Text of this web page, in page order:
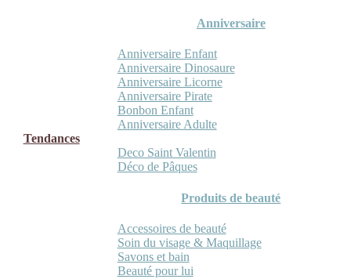
Anniversaire
Anniversaire Enfant
Anniversaire Dinosaure
Anniversaire Licorne
Anniversaire Pirate
Bonbon Enfant
Anniversaire Adulte
Tendances
Deco Saint Valentin
Déco de Pâques
Produits de beauté
Accessoires de beauté
Soin du visage & Maquillage
Savons et bain
Beauté pour lui